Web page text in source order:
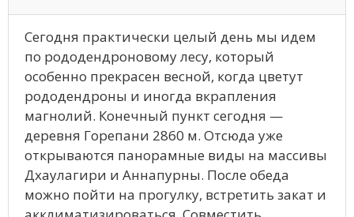
Сегодня практически целый день мы идем
по рододендроновому лесу, который
особенно прекрасен весной, когда цветут
рододендроны и иногда вкрапления
магнолий. Конечный пункт сегодня —
деревня Горепани 2860 м. Отсюда уже
открываются панорамные виды на массивы
Дхаулагири и Аннапурны. После обеда
можно пойти на прогулку, встретить закат и